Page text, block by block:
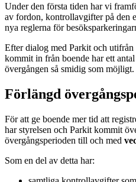
Under den första tiden har vi
av fordon, kontrollavgifter på den
nya reglerna för
Efter dialog med Parkit och
kommit in från boende har ett
övergången så smidig som möjligt.
Förlängd
För att ge boende mer tid att
har styrelsen och Parkit kommit
övergångsperioden till och med
Som en del av detta har: